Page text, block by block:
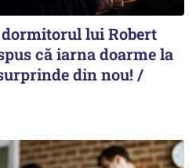
lui Robert
că iarna doarme la
din nou! /